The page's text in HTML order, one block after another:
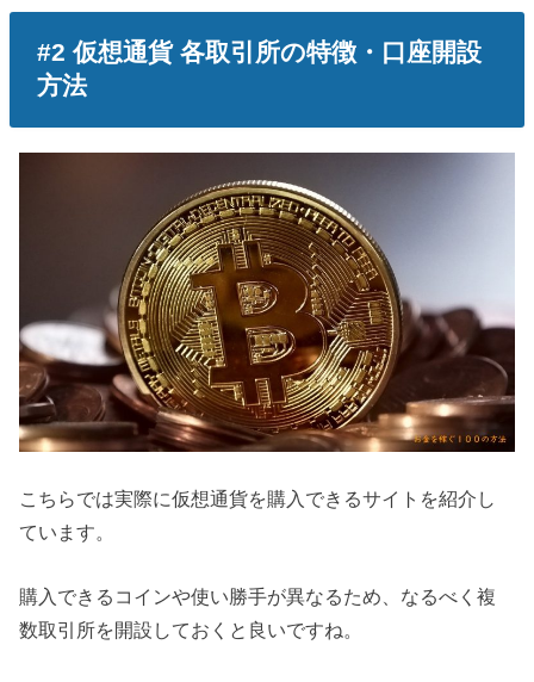
#2 仮想通貨 各取引所の特徴・口座開設
方法
こちらでは実際に仮想通貨を購入できるサイトを紹介し
ています。
購入できるコインや使い勝手が異なるため、なるべく複
数取引所を開設しておくと良いですね。